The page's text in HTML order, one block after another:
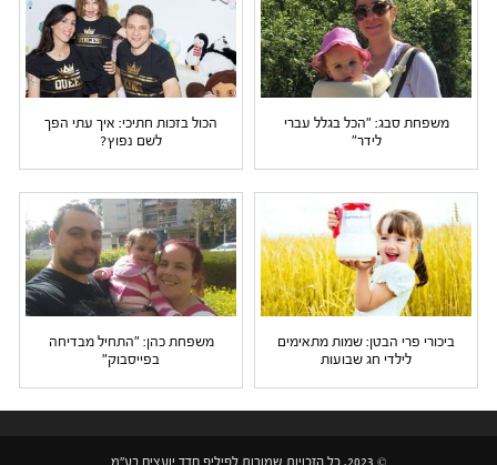
משפחת סבג: "הכל בגלל עברי
לידר"
הכול בזכות חתיכי: איך עתי הפך
לשם נפוץ?
ביכורי פרי הבטן: שמות מתאימים
לילדי חג שבועות
משפחת כהן: "התחיל מבדיחה
בפייסבוק"
© 2023, כל הזכויות שמורות לפיליפ חדד יועצים בע"מ